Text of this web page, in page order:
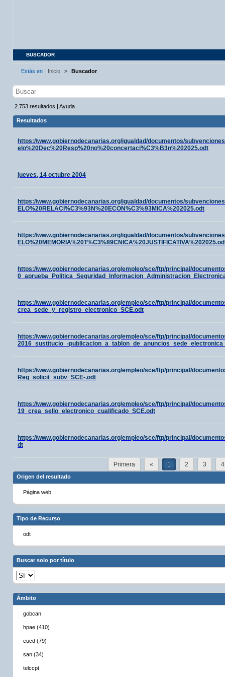
BUSCADOR
Estás en Inicio > Buscador
2.753 resultados | Ayuda
Resultados
https://www.gobiernodecanarias.org/igualdad/documentos/
elo%20Dec%20Resp%20no%20concertaci%C3%B3n%202025.odt
jueves, 14 octubre 2004
https://www.gobiernodecanarias.org/igualdad/documentos/
ELO%20RELACI%C3%93N%20ECON%C3%93MICA%202025.odt
https://www.gobiernodecanarias.org/igualdad/documentos/
https://www.gobiernodecanarias.org/empleo/sce/ftp/principal/
https://www.gobiernodecanarias.org/empleo/sce/ftp/principal/
crea_sede_y_registro_electronico_SCE.odt
https://www.gobiernodecanarias.org/empleo/sce/ftp/principal/
2016_sustitucio_-
https://www.gobiernodecanarias.org/empleo/sce/ftp/principal/
Reg_solicit_subv_SCE-.odt
https://www.gobiernodecanarias.org/empleo/sce/ftp/principal/
19_crea_sello_electronico_cualificado_SCE.odt
https://www.gobiernodecanarias.org/empleo/sce/ftp/principal/
dt
Primera « 1 2 3 4
Origen del resultado
Página web
Tipo de Recurso
odt
Buscar solo por título
Ámbito
gobcan
hpae (410)
eucd (79)
san (34)
telccpt